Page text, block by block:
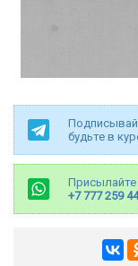
будьте в
Присылайте
+7 777 259